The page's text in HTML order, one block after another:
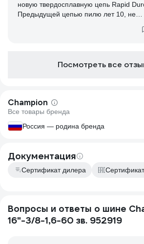
новую твердосплавную цепь Rapid
Предыдущей цепью пилю лет 10, не
Покупкой доволен.Посмотреть все
Champion
Все товары бренда
Россия — родина бренда
Документация
Сертификат дилера
Вопросы и ответы о шине
16"-3/8-1,6-60 зв. 952919